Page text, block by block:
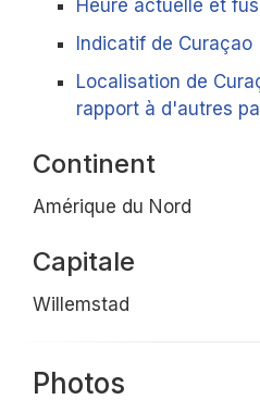
Heure actuelle et
Indicatif de Curaçao
Localisation de
rapport à d'autres
Continent
Amérique du Nord
Capitale
Willemstad
Photos